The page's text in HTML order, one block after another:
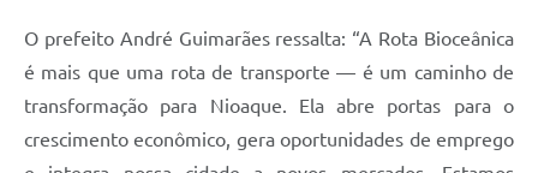
O prefeito André Guimarães ressalta: “A Rota Bioceânica
é mais que uma rota de transporte — é um caminho de
transformação para Nioaque. Ela abre portas para o
crescimento econômico, gera oportunidades de emprego